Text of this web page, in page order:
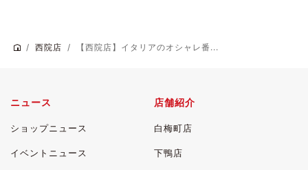
西院店 【西院店】イタリアのオシャレ番...
ニュース
ショップニュース
イベントニュース
店舗紹介
白梅町店
下鴨店